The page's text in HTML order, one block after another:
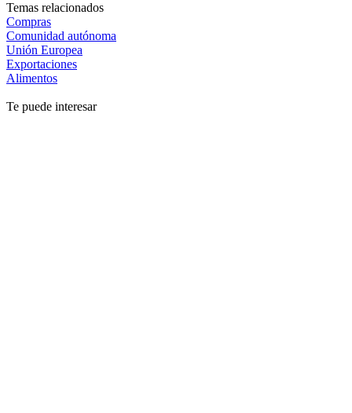
Temas relacionados
Compras
Comunidad autónoma
Unión Europea
Exportaciones
Alimentos
Te puede interesar